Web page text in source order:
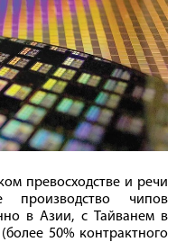
превосходстве и речи
чипов
в Азии, с Тайванем в
50% контрактного